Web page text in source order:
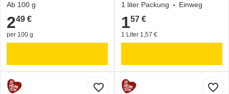
Ab 100 g
2,49 €
249 €
per 100 g
1 liter Packung Einweg
1,57 €
157 €
1 Liter 1,57 €
favorite_border favorite_border